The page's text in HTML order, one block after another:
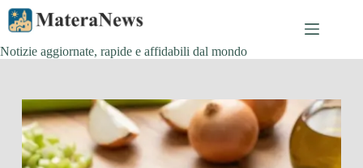
Salta
contenuto
Notizie aggiornate, rapide e affidabili dal mondo